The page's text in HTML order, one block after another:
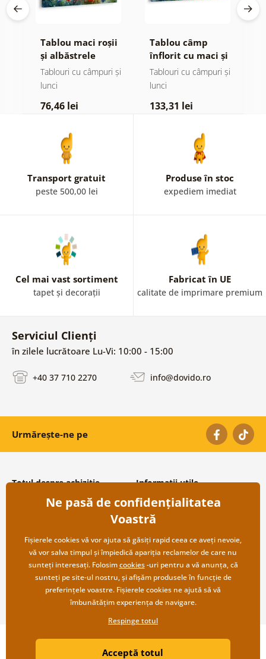
Tablou maci roșii
și albăstrele
Tablouri cu câmpuri și
lunci
76,46 lei
Tablou câmp
înflorit cu maci și
albăstrele
Tablouri cu câmpuri și
lunci
133,31 lei
Transport gratuit
peste 500,00 lei
Produse în stoc
expediem imediat
Cel mai vast sortiment
tapet și decorații
Fabricat în UE
calitate de imprimare premium
Serviciul Clienți
în zilele lucrătoare Lu-Vi: 10:00 - 15:00
+40 37 710 2270 info@dovido.ro
Urmărește-ne pe
Totul despre achiziție
Condiții și termeni generali
Protecția datelor personale
Transport și modalități de plată
Returnare
Informații utile
Despre noi
Întrebări frecvente
Contacte
Cooperare angro
Copyright ©2019 © Dovido.ro.
Litvanyi.sk| Magazinul online a fost creat de
Ne pasă de confidențialitatea
Voastră
Fișierele cookies vă vor ajuta să găsiți rapid ceea ce aveți nevoie,
vă vor salva timpul și împiedică apariția reclamelor de care nu
sunteți interesați. Folosimcookies-uri pentru a vă anunța, că
sunteți pe site-ul nostru, și afișăm produsele în funcție de
preferințele voastre. Fișierele cookies ne ajută să vă
îmbunătățim experiența de navigare.
Respinge totul
Acceptă totul